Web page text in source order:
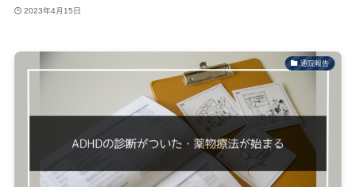
2023年4月15日
通院報告